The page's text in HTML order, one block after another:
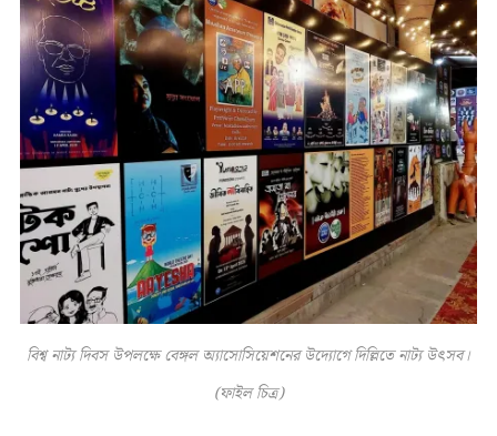
বিশ্ব নাট্য দিবস উপলক্ষে বেঙ্গল অ্যাসোসিয়েশনের উদ্যোগে দিল্লিতে নাট্য উৎসব।
(ফাইল চিত্র)